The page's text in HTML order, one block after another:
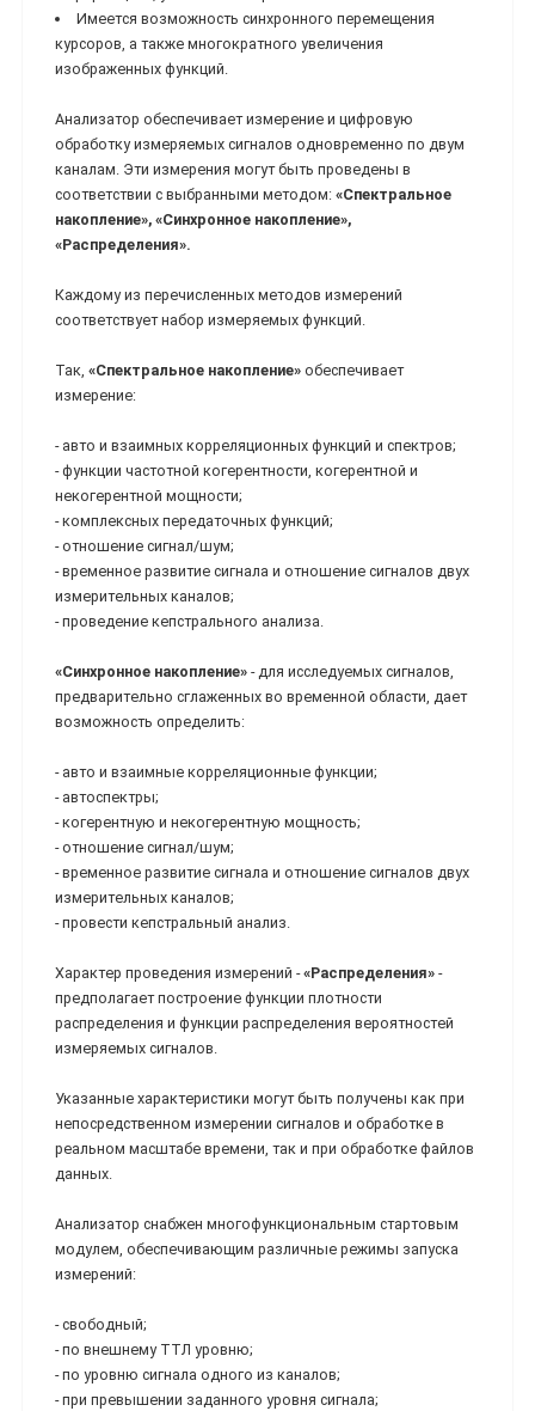
Имеется возможность синхронного перемещения
курсоров, а также многократного увеличения
изображенных функций.
Анализатор обеспечивает измерение и цифровую
обработку измеряемых сигналов одновременно по двум
каналам. Эти измерения могут быть проведены в
соответствии с выбранными методом: «Спектральное
накопление», «Синхронное накопление»,
«Распределения».
Каждому из перечисленных методов измерений
соответствует набор измеряемых функций.
Так, «Спектральное накопление» обеспечивает
измерение:
- авто и взаимных корреляционных функций и спектров;
- функции частотной когерентности, когерентной и
некогерентной мощности;
- комплексных передаточных функций;
- отношение сигнал/шум;
- временное развитие сигнала и отношение сигналов двух
измерительных каналов;
- проведение кепстрального анализа.
«Синхронное накопление» - для исследуемых сигналов,
предварительно сглаженных во временной области, дает
возможность определить:
- авто и взаимные корреляционные функции;
- автоспектры;
- когерентную и некогерентную мощность;
- отношение сигнал/шум;
- временное развитие сигнала и отношение сигналов двух
измерительных каналов;
- провести кепстральный анализ.
Характер проведения измерений -«Распределения» -
предполагает построение функции плотности
распределения и функции распределения вероятностей
измеряемых сигналов.
Указанные характеристики могут быть получены как при
непосредственном измерении сигналов и обработке в
реальном масштабе времени, так и при обработке файлов
данных.
Анализатор снабжен многофункциональным стартовым
модулем, обеспечивающим различные режимы запуска
измерений:
- свободный;
- по внешнему ТТЛ уровню;
- по уровню сигнала одного из каналов;
- при превышении заданного уровня сигнала;